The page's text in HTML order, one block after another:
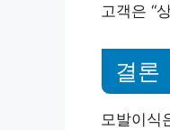
고객은 “
결론
모발이식